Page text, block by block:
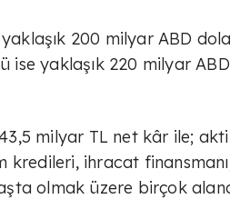
200 milyar ABD
yaklaşık 220 milyar
43,5 milyar TL net kâr ile;
ihracat
olmak üzere birçok